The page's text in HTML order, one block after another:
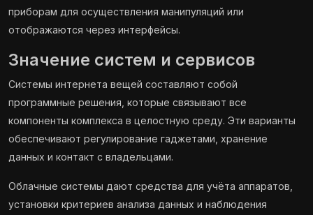
приборам для осуществления манипуляций или
отображаются через интерфейсы.
Значение систем и сервисов
Системы интернета вещей составляют собой
программные решения, которые связывают все
компоненты комплекса в целостную среду. Эти варианты
обеспечивают регулирование гаджетами, хранение
данных и контакт с владельцами.
Облачные системы дают средства для учёта аппаратов,
установки критериев анализа данных и наблюдения